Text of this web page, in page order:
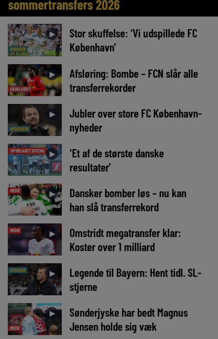
sommertransfers 2026
NYHEDER
►
Stor skuffelse: ‘Vi udspillede FC
København’
EKSKLUSIVT
►
Afsløring: Bombe – FCN slår alle
transferrekorder
INTERVIEW
►
Jubler over store FC København-
nyheder
TIPSBLADET SPECIAL ►
‘Et af de største danske
resultater’
MEDIE ►
Dansker bomber løs – nu kan
han slå transferrekord
MEDIE ►
Omstridt megatransfer klar:
Koster over 1 milliard
NYHEDER ►
Legende til Bayern: Hent tidl. SL-
stjerne
MEDIE
►
Sønderjyske har bedt Magnus
Jensen holde sig væk